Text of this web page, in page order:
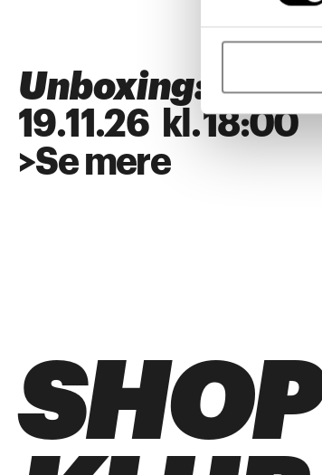
Unboxing:
19.11 .26 kl.18:00
>Se mere
SHOP